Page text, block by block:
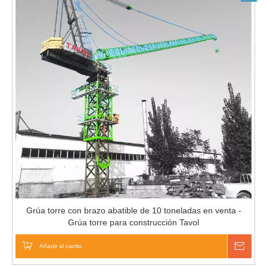
Grúa torre con brazo abatible de 10 toneladas en venta -
Grúa torre para construcción Tavol
Añadir al carrito